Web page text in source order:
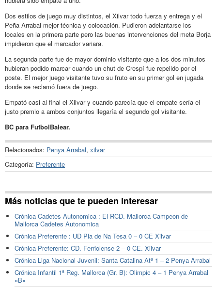
Dos estilos de juego muy distintos, el Xilvar todo fuerza y entrega y el
Peña Arrabal mejor técnica y colocación. Pudieron adelantarse los
locales en la primera parte pero las buenas intervenciones del meta Borja
impidieron que el marcador variara.
La segunda parte fue de mayor dominio visitante que a los dos minutos
hubieran podido marcar cuando un chut de Crespí fue repelido por el
poste. El mejor juego visitante tuvo su fruto en su primer gol en jugada
donde se reclamó fuera de juego.
Empató casi al final el Xilvar y cuando parecía que el empate sería el
justo premio a ambos conjuntos llegaría el segundo gol visitante.
BC para FutbolBalear.
Relacionados: Penya Arrabal, xilvar
Categoría: Preferente
Más noticias que te pueden interesar
Crónica Cadetes Autonomica : El RCD. Mallorca Campeon de
Mallorca Cadetes Autonomica
Crónica Preferente : UD Pla de Na Tesa 0 – 0 CE Xilvar
Crónica Preferente: CD. Ferriolense 2 – 0 CE. Xilvar
Crónica Liga Nacional Juvenil: Santa Catalina Atº 1 – 2 Penya Arrabal
Crónica Infantil 1ª Reg. Mallorca (Gr. B): Olimpic 4 – 1 Penya Arrabal
«B»